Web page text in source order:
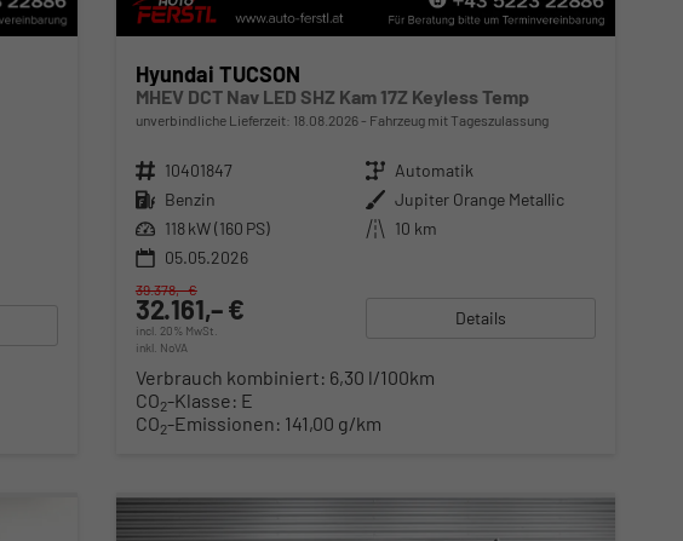
Hyundai TUCSON
MHEV DCT Nav LED SHZ Kam 17Z Keyless Temp
unverbindliche Lieferzeit: 18.08.2026 Fahrzeug mit Tageszulassung
Fahrzeugnr. 10401847 Getriebe Automatik
Kraftstoff Benzin Außenfarbe Jupiter Orange Metallic
Leistung 118 kW (160 PS) Kilometerstand 10 km
05.05.2026
32.161,– €
incl. 20% MwSt.
inkl. NoVA
39.378,– €
Details
Verbrauch kombiniert: 6,30 l/100km
CO2-Klasse: E
CO2-Emissionen: 141,00 g/km